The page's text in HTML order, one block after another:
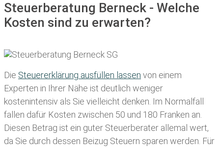
Steuerberatung Berneck - Welche
Kosten sind zu erwarten?
Die Steuererklärung ausfüllen lassen von einem
Experten in Ihrer Nähe ist deutlich weniger
kostenintensiv als Sie vielleicht denken. Im Normalfall
fallen dafür Kosten zwischen 50 und 180 Franken an.
Diesen Betrag ist ein guter Steuerberater allemal wert,
da Sie durch dessen Beizug Steuern sparen werden. Für